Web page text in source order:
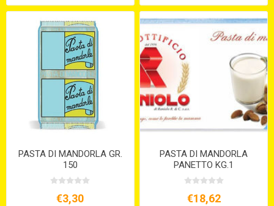
PASTA DI MANDORLA GR.
150
€3,30
PASTA DI MANDORLA
PANETTO KG.1
€18,62